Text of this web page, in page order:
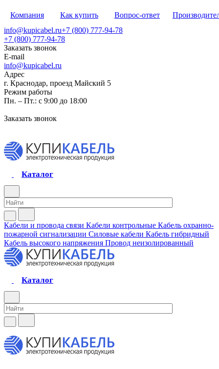
Компания Как купить Вопрос-ответ
info@kupicabel.ru+7 (800) 777-94-78
+7 (800) 777-94-78
Заказать звонок
E-mail
info@kupicabel.ru
Адрес
г. Краснодар, проезд Майский 5
Режим работы
Пн. – Пт.: с 9:00 до 18:00
Заказать звонок
Каталог
Кабели и провода связи Кабели контрольные Кабель охранно-
пожарной сигнализации Силовые кабели Кабель гибридный
Кабель высокого напряжения Провод неизолированный
Каталог